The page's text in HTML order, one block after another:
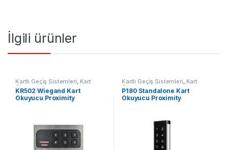
İlgili ürünler
Kartlı Geçiş Sistemleri, Kart
Okuyucu
KR502 Wiegand Kart
Okuyucu Proximity
Kartlı Geçiş Sistemleri, Kart
Okuyucu
P180 Standalone Kart
Okuyucu Proximity